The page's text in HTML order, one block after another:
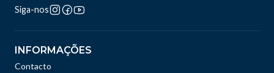
Siga-nos
INFORMAÇÕES
Contacto